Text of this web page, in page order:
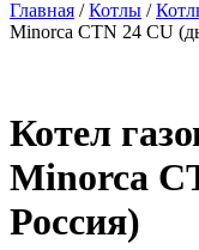
Главная /Котлы /
Minorca CTN 24 CU
Котел
Minorca
Россия)